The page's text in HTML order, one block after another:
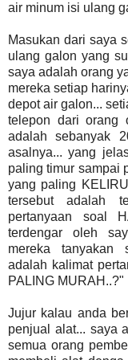
air minum isi ulang
Masukan dari saya
ulang galon yang
saya adalah orang
mereka setiap
depot air galon...
telepon dari orang
adalah sebanyak
asalnya... yang
paling timur sampai
yang paling
tersebut adalah
pertanyaan soal
terdengar oleh
mereka tanyakan
adalah kalimat
PALING MURAH..?"
Jujur kalau anda
penjual alat... saya
semua orang